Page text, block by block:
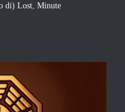
di) Lost, Minute